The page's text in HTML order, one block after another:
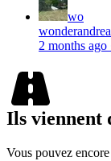
wo
wonderandrea
2 months ago
Ils viennent
Vous pouvez